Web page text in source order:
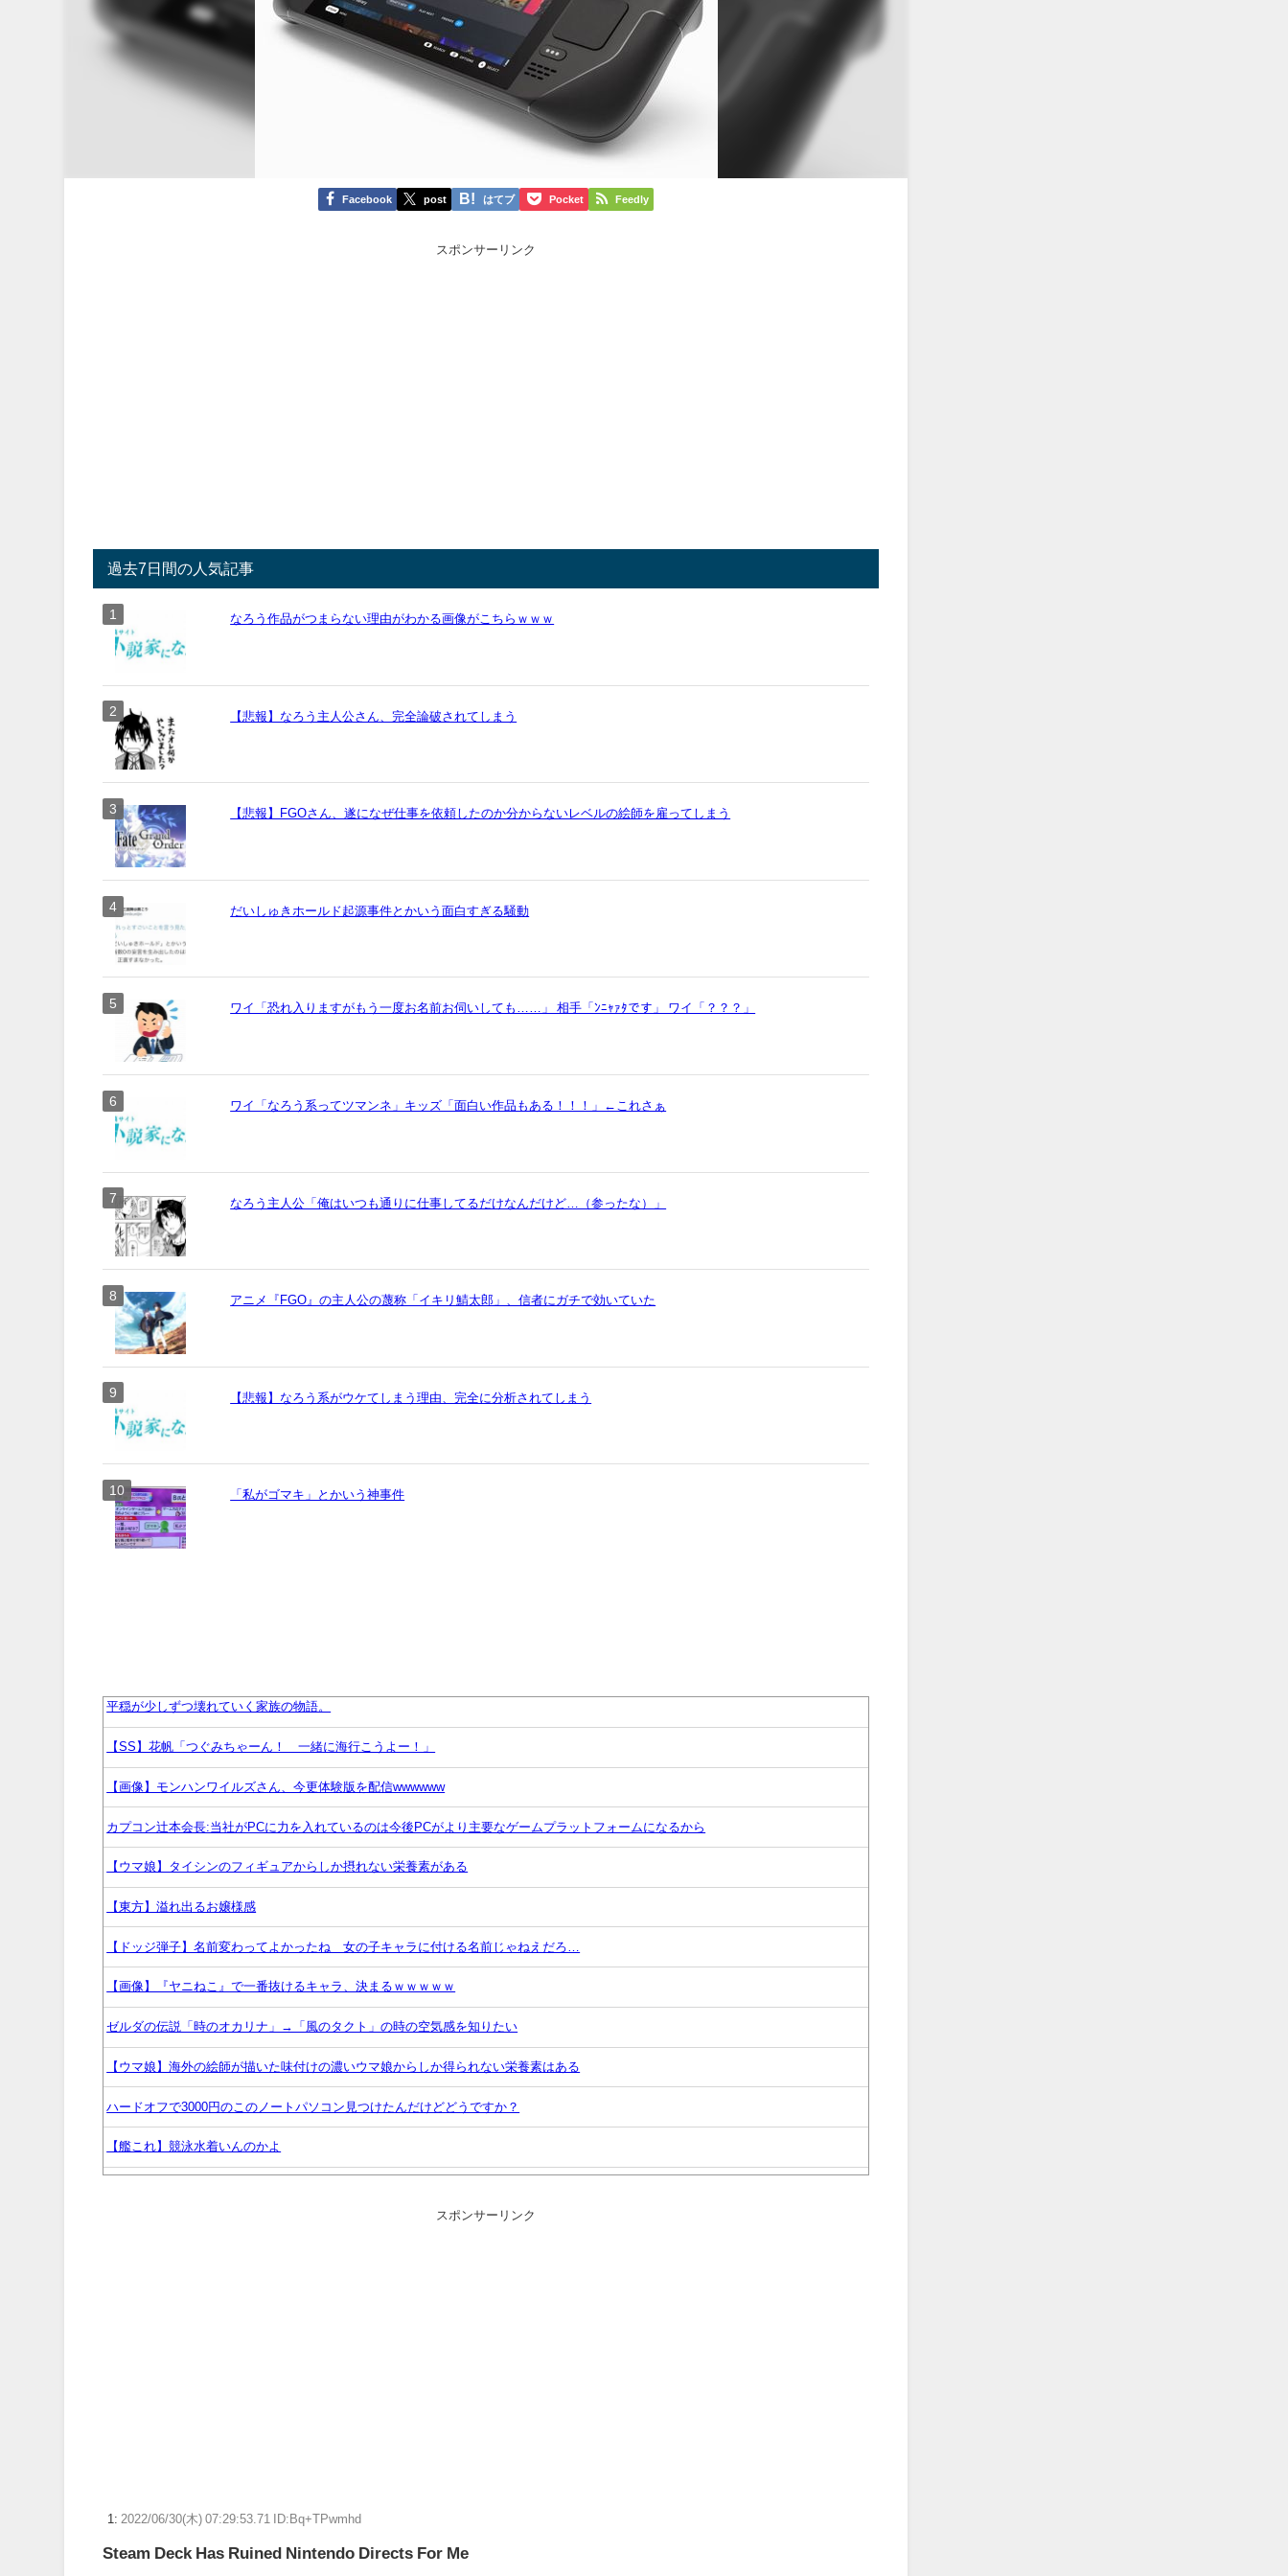
Facebook post はてブ Pocket Feedly
スポンサーリンク
過去7日間の人気記事
なろう作品がつまらない理由がわかる画像がこちらｗｗｗ
【悲報】なろう主人公さん、完全論破されてしまう
【悲報】FGOさん、遂になぜ仕事を依頼したのか分からないレベルの絵師を雇ってしまう
だいしゅきホールド起源事件とかいう面白すぎる騒動
ワイ「恐れ入りますがもう一度お名前お伺いしても……」 相手「ﾝﾆｬｧﾀです」 ワイ「？？？」
ワイ「なろう系ってツマンネ」キッズ「面白い作品もある！！！」←これさぁ
なろう主人公「俺はいつも通りに仕事してるだけなんだけど…（参ったな）」
アニメ『FGO』の主人公の蔑称「イキリ鯖太郎」、信者にガチで効いていた
【悲報】なろう系がウケてしまう理由、完全に分析されてしまう
「私がゴマキ」とかいう神事件
平穏が少しずつ壊れていく家族の物語。
【SS】花帆「つぐみちゃーん！ 一緒に海行こうよー！」
【画像】モンハンワイルズさん、今更体験版を配信wwwwww
カプコン辻本会長:当社がPCに力を入れているのは今後PCがより主要なゲームプラットフォームになるから
【ウマ娘】タイシンのフィギュアからしか摂れない栄養素がある
【東方】溢れ出るお嬢様感
【ドッジ弾子】名前変わってよかったね 女の子キャラに付ける名前じゃねえだろ…
【画像】『ヤニねこ』で一番抜けるキャラ、決まるｗｗｗｗｗ
ゼルダの伝説「時のオカリナ」→「風のタクト」の時の空気感を知りたい
【ウマ娘】海外の絵師が描いた味付けの濃いウマ娘からしか得られない栄養素はある
ハードオフで3000円のこのノートパソコン見つけたんだけどどうですか？
【艦これ】競泳水着いんのかよ
スポンサーリンク
1: 2022/06/30(木) 07:29:53.71 ID:Bq+TPwmhd
Steam Deck Has Ruined Nintendo Directs For Me